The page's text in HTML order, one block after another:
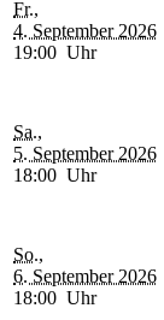
Fr.,
4. September 2026
19:00 Uhr
Sa.,
5. September 2026
18:00 Uhr
So.,
6. September 2026
18:00 Uhr